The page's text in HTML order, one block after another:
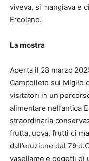
viveva, si mangiava e
Ercolano.
La mostra
Aperta il 28 marzo
Campolieto sul Miglio
visitatori in un
alimentare nell’antica
straordinaria
frutta, uova, frutti di
dall’eruzione del 79
vasellame e oggetti di